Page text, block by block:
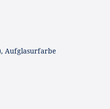
Aufglasurfarbe